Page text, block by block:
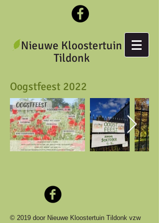
Nieuwe Kloostertuin
Tildonk
Oogstfeest 2022
© 2019 door Nieuwe Kloostertuin Tildonk vzw